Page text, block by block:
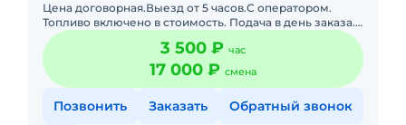
Цена договорная.Выезд от 5 часов.С оператором.
Топливо включено в стоимость. Подача в день заказа.
Долгосрочная аренда. Бетононасос от 5 часов
подача,от 22 метр
3 500 ₽ час
17 000 ₽ смена
Позвонить Заказать Обратный звонок